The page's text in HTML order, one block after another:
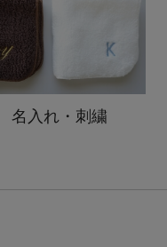
名入れ・刺繍